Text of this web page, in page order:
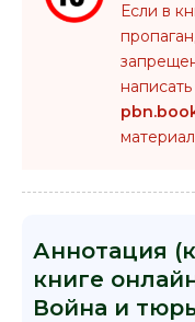
Если в
Аннотация
книге
Война и